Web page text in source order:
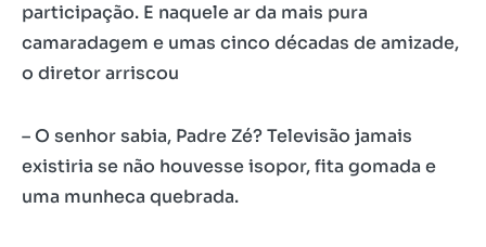
participação. E naquele ar da mais pura
camaradagem e umas cinco décadas de amizade,
o diretor arriscou
– O senhor sabia, Padre Zé? Televisão jamais
existiria se não houvesse isopor, fita gomada e
uma munheca quebrada.